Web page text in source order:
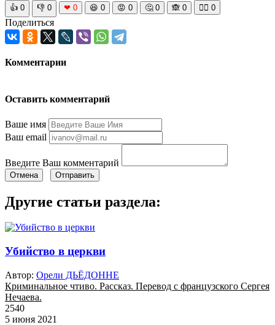
👍 0 👎 0 ❤ 0 😆 0 😡 0 🤔 0 🙈 0 🧘‍♀️ 0
Поделиться
Комментарии
Оставить комментарий
Ваше имя
Ваш email
Введите Ваш комментарий
Отмена Отправить
Другие статьи раздела:
Убийство в церкви
Автор: Орели ДЬЁДОННЕ
Криминальное чтиво. Рассказ. Перевод с французского Сергея
Нечаева.
2540
5 июня 2021